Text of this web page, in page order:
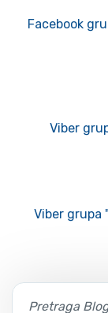
Facebook
Viber
Viber grupa